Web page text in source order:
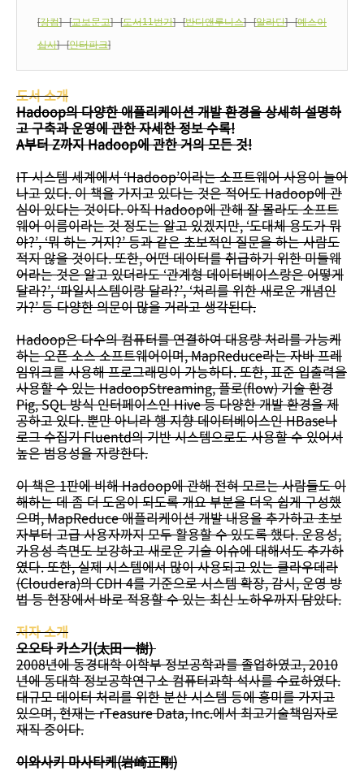
[강컴] [교보문고] [도서11번가] [반디앤루니스] [알라딘] [예스이
십사] [인터파크]
도서 소개
Hadoop의 다양한 애플리케이션 개발 환경을 상세히 설명하
고 구축과 운영에 관한 자세한 정보 수록!
A부터 Z까지 Hadoop에 관한 거의 모든 것!
IT 시스템 세계에서 ‘Hadoop’이라는 소프트웨어 사용이 늘어
나고 있다. 이 책을 가지고 있다는 것은 적어도 Hadoop에 관
심이 있다는 것이다. 아직 Hadoop에 관해 잘 몰라도 소프트
웨어 이름이라는 것 정도는 알고 있겠지만, ‘도대체 용도가 뭐
야?’, ‘뭐 하는 거지?’ 등과 같은 초보적인 질문을 하는 사람도
적지 않을 것이다. 또한, 어떤 데이터를 취급하기 위한 미들웨
어라는 것은 알고 있더라도 ‘관계형 데이터베이스랑은 어떻게
달라?’, ‘파일시스템이랑 달라?’, ‘처리를 위한 새로운 개념인
가?’ 등 다양한 의문이 많을 거라고 생각된다.
Hadoop은 다수의 컴퓨터를 연결하여 대용량 처리를 가능케
하는 오픈 소스 소프트웨어이며, MapReduce라는 자바 프레
임워크를 사용해 프로그래밍이 가능하다. 또한, 표준 입출력을
사용할 수 있는 HadoopStreaming, 플로(flow) 기술 환경
Pig, SQL 방식 인터페이스인 Hive 등 다양한 개발 환경을 제
공하고 있다. 뿐만 아니라 행 지향 데이터베이스인 HBase나
로그 수집기 Fluentd의 기반 시스템으로도 사용할 수 있어서
높은 범용성을 자랑한다.
이 책은 1판에 비해 Hadoop에 관해 전혀 모르는 사람들도 이
해하는 데 좀 더 도움이 되도록 개요 부분을 더욱 쉽게 구성했
으며, MapReduce 애플리케이션 개발 내용을 추가하고 초보
자부터 고급 사용자까지 모두 활용할 수 있도록 했다. 운용성,
가용성 측면도 보강하고 새로운 기술 이슈에 대해서도 추가하
였다. 또한, 실제 시스템에서 많이 사용되고 있는 클라우데라
(Cloudera)의 CDH 4를 기준으로 시스템 확장, 감시, 운영 방
법 등 현장에서 바로 적용할 수 있는 최신 노하우까지 담았다.
저자 소개
오오타 카스기(太田一樹)
2008년에 동경대학 이학부 정보공학과를 졸업하였고, 2010
년에 동대학 정보공학연구소 컴퓨터과학 석사를 수료하였다.
대규모 데이터 처리를 위한 분산 시스템 등에 흥미를 가지고
있으며, 현재는 rTeasure Data, Inc.에서 최고기술책임자로
재직 중이다.
이와사키 마사타케(岩崎正剛)